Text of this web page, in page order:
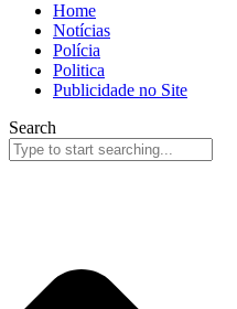
Home
Notícias
Polícia
Politica
Publicidade no Site
Search